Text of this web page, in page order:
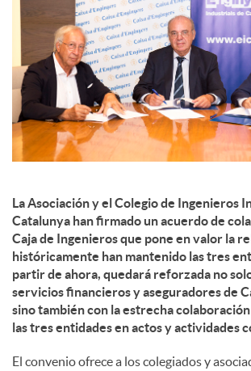
e
d
e
S
o
c
La Asociación y el Colegio de Ingenieros
Catalunya han firmado un acuerdo de
Caja de Ingenieros que pone en valor la
históricamente han mantenido las tres
partir de ahora, quedará reforzada no
servicios financieros y aseguradores de
sino también con la estrecha
las tres entidades en actos y actividades
El convenio ofrece a los colegiados y